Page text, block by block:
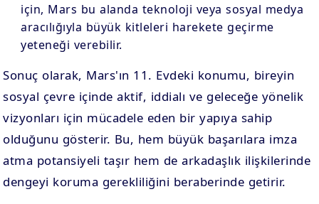
için, Mars bu alanda teknoloji veya sosyal medya
aracılığıyla büyük kitleleri harekete geçirme
yeteneği verebilir.
Sonuç olarak, Mars'ın 11. Evdeki konumu, bireyin
sosyal çevre içinde aktif, iddialı ve geleceğe yönelik
vizyonları için mücadele eden bir yapıya sahip
olduğunu gösterir. Bu, hem büyük başarılara imza
atma potansiyeli taşır hem de arkadaşlık ilişkilerinde
dengeyi koruma gerekliliğini beraberinde getirir.